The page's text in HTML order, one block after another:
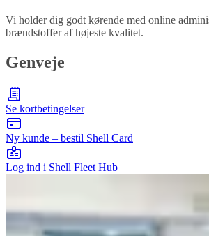
Vi holder dig godt kørende med online
brændstoffer af højeste kvalitet.
Genveje
Se kortbetingelser
Ny kunde – bestil Shell Card
Log ind i Shell Fleet Hub